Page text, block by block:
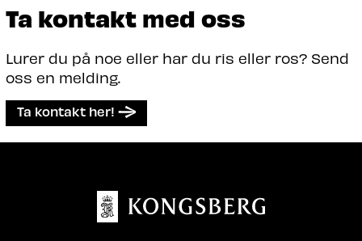
Ta kontakt med oss
Lurer du på noe eller har du ris eller ros? Send
oss en melding.
Ta kontakt her!